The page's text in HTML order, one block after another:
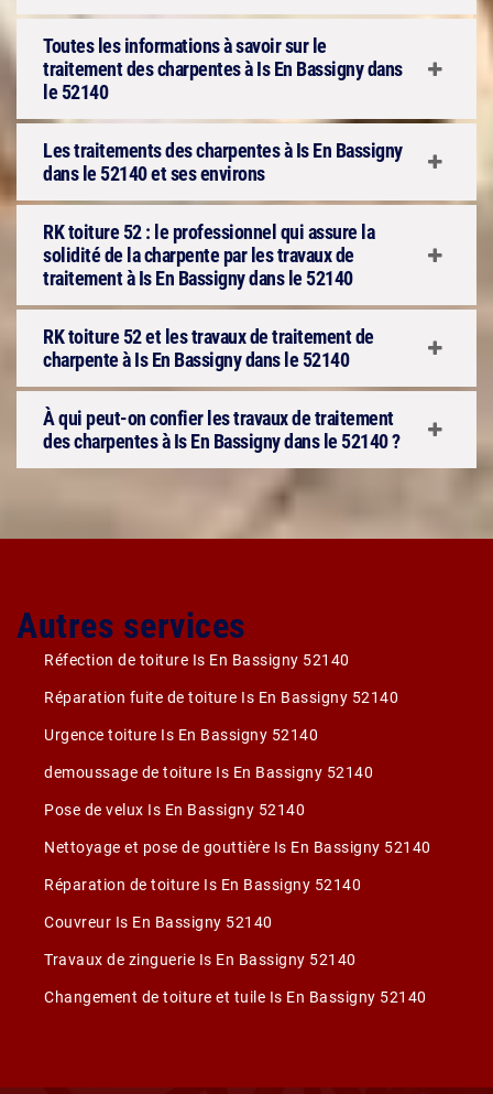
Toutes les informations à savoir sur le
traitement des charpentes à Is En Bassigny dans
le 52140
Les traitements des charpentes à Is En Bassigny
dans le 52140 et ses environs
RK toiture 52 : le professionnel qui assure la
solidité de la charpente par les travaux de
traitement à Is En Bassigny dans le 52140
RK toiture 52 et les travaux de traitement de
charpente à Is En Bassigny dans le 52140
À qui peut-on confier les travaux de traitement
des charpentes à Is En Bassigny dans le 52140 ?
Autres services
Réfection de toiture Is En Bassigny 52140
Réparation fuite de toiture Is En Bassigny 52140
Urgence toiture Is En Bassigny 52140
demoussage de toiture Is En Bassigny 52140
Pose de velux Is En Bassigny 52140
Nettoyage et pose de gouttière Is En Bassigny 52140
Réparation de toiture Is En Bassigny 52140
Couvreur Is En Bassigny 52140
Travaux de zinguerie Is En Bassigny 52140
Changement de toiture et tuile Is En Bassigny 52140